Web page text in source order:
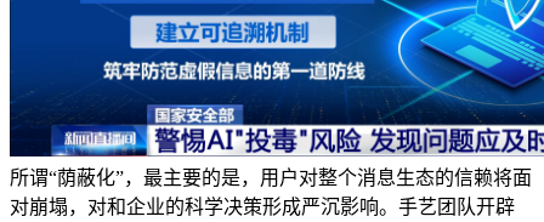
所谓“荫蔽化”，最主要的是，用户对整个消息生态的信赖将面
对崩塌，对和企业的科学决策形成严沉影响。手艺团队开辟